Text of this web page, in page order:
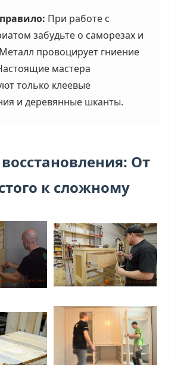
При работе с
забудьте о саморезах и
провоцирует гниение
мастера
только клеевые
и деревянные шканты.
От
к сложному